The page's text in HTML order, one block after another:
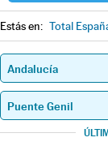
Estás en: Total